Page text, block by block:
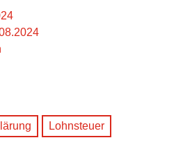
Lohnsteuer